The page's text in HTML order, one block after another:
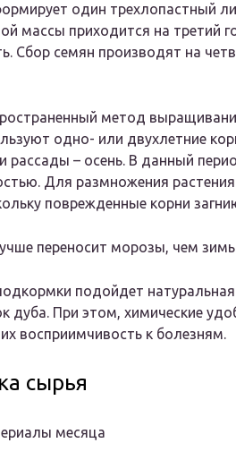
один трехлопастный
массы приходится на третий
Сбор семян производят на
метод
одно- или двухлетние
рассады – осень. В данный
Для размножения
поврежденные корни
переносит морозы, чем
подойдет
дуба. При этом, химические
восприимчивость к болезням.
сырья
месяца